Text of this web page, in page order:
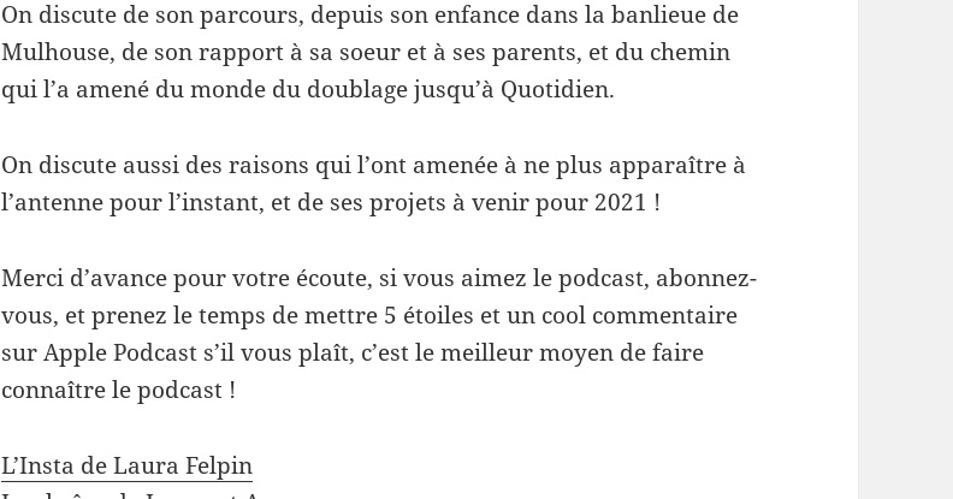
On discute de son parcours, depuis son enfance dans la banlieue de
Mulhouse, de son rapport à sa soeur et à ses parents, et du chemin
qui l’a amené du monde du doublage jusqu’à Quotidien.
On discute aussi des raisons qui l’ont amenée à ne plus apparaître à
l’antenne pour l’instant, et de ses projets à venir pour 2021 !
Merci d’avance pour votre écoute, si vous aimez le podcast, abonnez-
vous, et prenez le temps de mettre 5 étoiles et un cool commentaire
sur Apple Podcast s’il vous plaît, c’est le meilleur moyen de faire
connaître le podcast !
L’Insta de Laura Felpin